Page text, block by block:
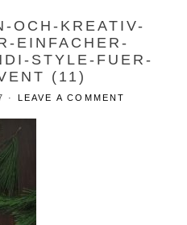
OCH-KREATIV-
EINFACHER-
STYLE-FUER-
(11)
· LEAVE A COMMENT